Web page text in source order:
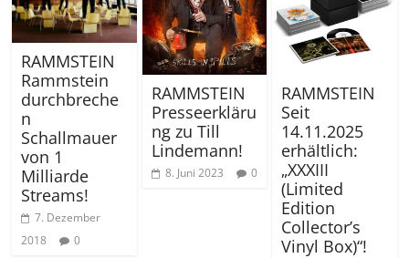
RAMMSTEIN
Rammstein
durchbreche
n
Schallmauer
von 1
Milliarde
Streams!
7. Dezember
2018
0
RAMMSTEIN
Presseerkläru
ng zu Till
Lindemann!
8. Juni 2023 0
RAMMSTEIN
Seit
14.11.2025
erhältlich:
„XXXIII
(Limited
Edition
Collector’s
Vinyl Box)“!